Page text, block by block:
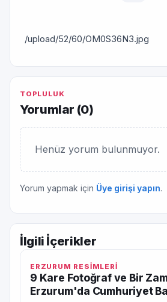
/upload/52/60/OM0S36N3.jpg
TOPLULUK
Yorumlar (0)
Henüz yorum bulunmuyor.
Yorum yapmak için Üye girişi yapın.
İlgili İçerikler
ERZURUM RESİMLERİ
9 Kare Fotoğraf ve Bir
Erzurum'da Cumhuriyet